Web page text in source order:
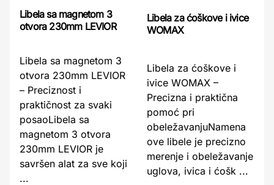
Libela sa magnetom 3
otvora 230mm LEVIOR
Libela sa magnetom 3
otvora 230mm LEVIOR
– Preciznost i
praktičnost za svaki
posaoLibela sa
magnetom 3 otvora
230mm LEVIOR je
savršen alat za sve koji
...
Libela za ćoškove i ivice
WOMAX
Libela za ćoškove i
ivice WOMAX –
Precizna i praktična
pomoć pri
obeležavanjuNamena
ove libele je precizno
merenje i obeležavanje
uglova, ivica i ćošk ...